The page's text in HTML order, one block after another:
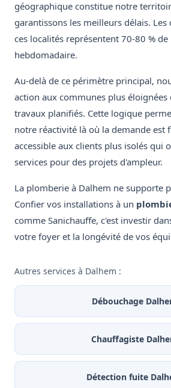
géographique constitue notre
garantissons les meilleurs délais. Les
ces localités représentent 70-80 %
hebdomadaire.
Au-delà de ce périmètre principal,
action aux communes plus éloignées
travaux planifiés. Cette logique
notre réactivité là où la demande est
accessible aux clients plus isolés qui
services pour des projets d'ampleur.
La plomberie à Dalhem ne supporte
Confier vos installations à un
comme Sanichauffe, c'est investir
votre foyer et la longévité de vos
Autres services à Dalhem :
Débouchage
Chauffagiste
Détection fuite